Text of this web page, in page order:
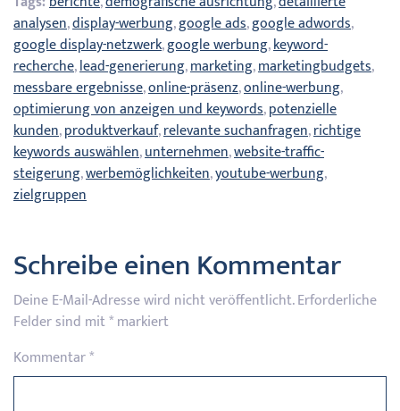
analysen,display-werbung,google ads,google adwords,
google display-netzwerk,google werbung,keyword-
recherche,lead-generierung,marketing,marketingbudgets,
messbare ergebnisse,online-präsenz,online-werbung,
optimierung von anzeigen und keywords,potenzielle
kunden,produktverkauf,relevante suchanfragen,richtige
keywords auswählen,unternehmen,website-traffic-
steigerung,werbemöglichkeiten,youtube-werbung,
zielgruppen
Schreibe einen Kommentar
Deine E-Mail-Adresse wird nicht veröffentlicht.Erforderliche
Felder sind mit*markiert
Kommentar*